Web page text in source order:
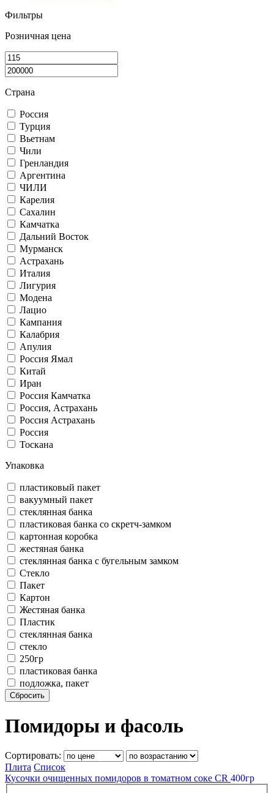
Фильтры
Розничная цена
Страна
Россия
Турция
Вьетнам
Чили
Гренландия
Аргентина
ЧИЛИ
Карелия
Сахалин
Камчатка
Дальний Восток
Мурманск
Астрахань
Италия
Лигурия
Модена
Лацио
Кампания
Калабрия
Апулия
Россия Ямал
Китай
Иран
Россия Камчатка
Россия, Астрахань
Россия Астрахань
Россия
Тоскана
Упаковка
пластиковый пакет
вакуумный пакет
стеклянная банка
пластиковая банка со скретч-замком
картонная коробка
жестяная банка
стеклянная банка с бугельным замком
Стекло
Пакет
Картон
Жестяная банка
Пластик
стеклянная банка
стекло
250гр
пластиковая банка
подложка, пакет
Сбросить
Помидоры и фасоль
Сортировать:
Плита Список
Кусочки очищенных помидоров в томатном соке CR 400гр